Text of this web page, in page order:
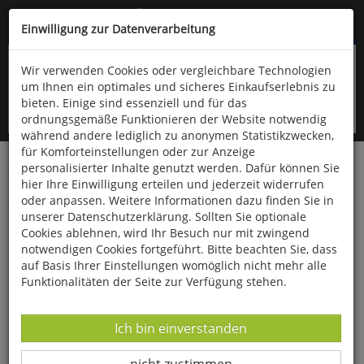
Kompletten Head der Seite überspringen
oder (06766) 9323-960
Startseite Bücher
Limpert Verlag
Fitness- und Gesundheitssport
Die 50 besten Übungsleiter-Ideen zum
Seniorensport
Einwilligung zur Datenverarbeitung
Wir verwenden Cookies oder vergleichbare Technologien
um Ihnen ein optimales und sicheres Einkaufserlebnis zu
bieten. Einige sind essenziell und für das
ordnungsgemäße Funktionieren der Website notwendig
während andere lediglich zu anonymen Statistikzwecken,
für Komforteinstellungen oder zur Anzeige
personalisierter Inhalte genutzt werden. Dafür können Sie
hier Ihre Einwilligung erteilen und jederzeit widerrufen
oder anpassen. Weitere Informationen dazu finden Sie in
unserer Datenschutzerklärung. Sollten Sie optionale
Cookies ablehnen, wird Ihr Besuch nur mit zwingend
notwendigen Cookies fortgeführt. Bitte beachten Sie, dass
auf Basis Ihrer Einstellungen womöglich nicht mehr alle
Funktionalitäten der Seite zur Verfügung stehen.
Datenverarbeitung -
Ich bin einverstanden